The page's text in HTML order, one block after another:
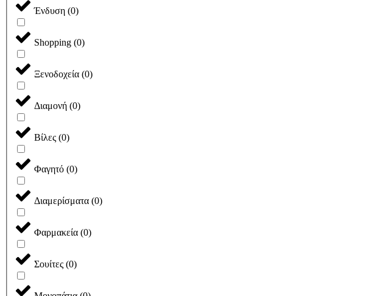
Ένδυση (0)
Shopping (0)
Ξενοδοχεία (0)
Διαμονή (0)
Βίλες (0)
Φαγητό (0)
Διαμερίσματα (0)
Φαρμακεία (0)
Σουίτες (0)